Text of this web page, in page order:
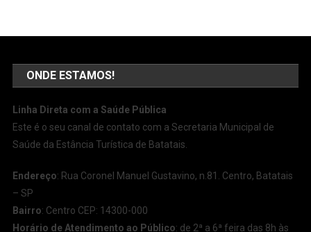
ONDE ESTAMOS!
Linha Direta com a Saúde Pública
Este é o seu canal de contato com a Secretaria Municipal de
Saúde da Estância Turística de Batatais.
Endereço: Rua Coronel Manuel Gustavino, n.81. Centro, Batatais
– SP
Bairro: Centro CEP: 14300-000
Horário de Atendimento ao Público: de 2ª a 6ª feira das 8h às